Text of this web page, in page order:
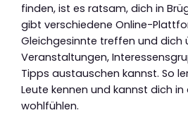
finden, ist es ratsam, dich in
gibt verschiedene Online-
Gleichgesinnte treffen und dich
Veranstaltungen,
Tipps austauschen kannst. So
Leute kennen und kannst dich
wohlfühlen.